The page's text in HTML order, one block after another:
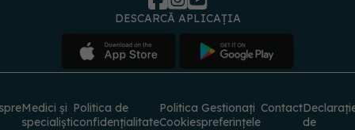
DESCARCĂ APLICAȚIA
Medici și
specialiști
Politica de
confidențialitate
Politica
Cookies
Gestionați
preferințele
Contact
de